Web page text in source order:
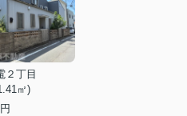
２丁目
㎡)